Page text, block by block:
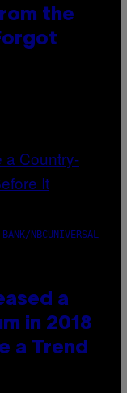
the
NBCUNIVERSAL
a
in 2018
a Trend